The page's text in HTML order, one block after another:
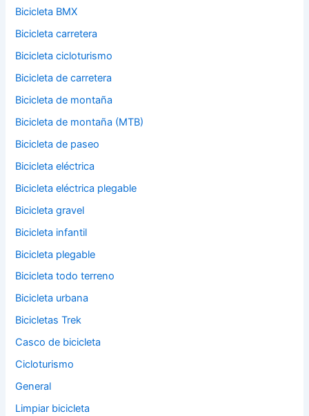
Bicicleta BMX
Bicicleta carretera
Bicicleta cicloturismo
Bicicleta de carretera
Bicicleta de montaña
Bicicleta de montaña (MTB)
Bicicleta de paseo
Bicicleta eléctrica
Bicicleta eléctrica plegable
Bicicleta gravel
Bicicleta infantil
Bicicleta plegable
Bicicleta todo terreno
Bicicleta urbana
Bicicletas Trek
Casco de bicicleta
Cicloturismo
General
Limpiar bicicleta